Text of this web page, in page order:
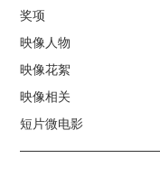
奖项
映像人物
映像花絮
映像相关
短片微电影